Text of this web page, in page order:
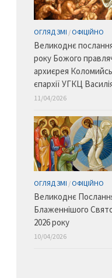
ОГЛЯД ЗМІ / ОФІЦІЙНО
Великоднє
року Божого
архиєрея
єпархії УГКЦ
11/04/2026
ОГЛЯД ЗМІ / ОФІЦІЙНО
Великоднє
Блаженнішого
2026 року
10/04/2026